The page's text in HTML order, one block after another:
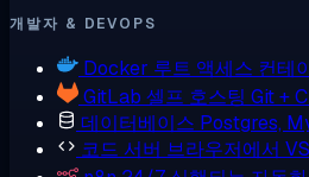
개발자 & DEVOPS
Docker 루트 액세스 컨테
GitLab 셀프 호스팅 Git +
데이터베이스 Postgres,
코드 서버 브라우저에서